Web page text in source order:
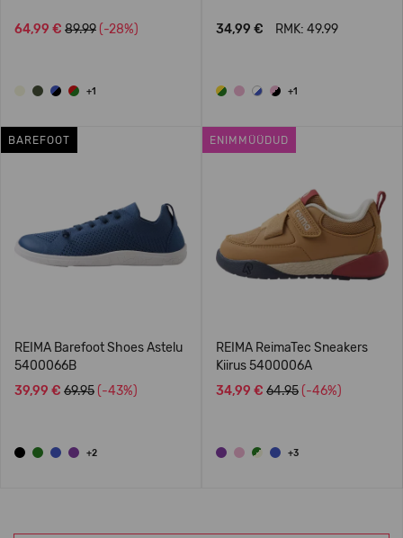
64,99 € 89.99 (-28%)
+1
34,99 € RMK: 49.99
+1
BAREFOOT
REIMA Barefoot Shoes Astelu
5400066B
39,99 € 69.95 (-43%)
+2
ENIMMÜÜDUD
REIMA ReimaTec Sneakers
Kiirus 5400006A
34,99 € 64.95 (-46%)
+3